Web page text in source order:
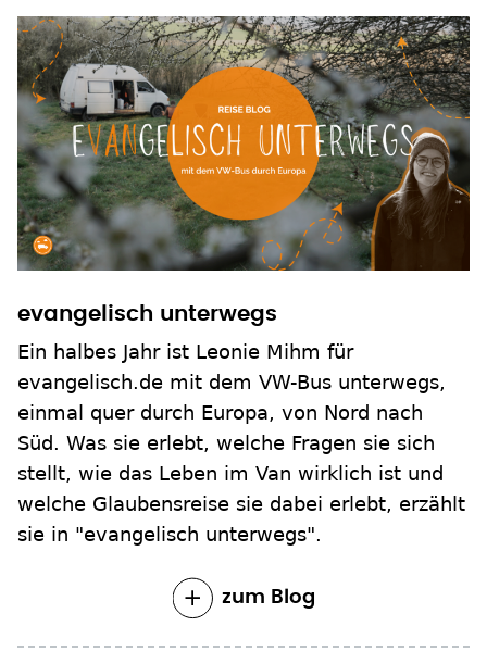
evangelisch unterwegs
Ein halbes Jahr ist Leonie Mihm für
evangelisch.de mit dem VW-Bus unterwegs,
einmal quer durch Europa, von Nord nach
Süd. Was sie erlebt, welche Fragen sie sich
stellt, wie das Leben im Van wirklich ist und
welche Glaubensreise sie dabei erlebt, erzählt
sie in "evangelisch unterwegs".
zum Blog